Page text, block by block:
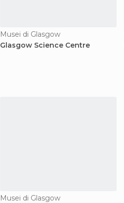
Musei di Glasgow
Glasgow Science Centre
Musei di Glasgow